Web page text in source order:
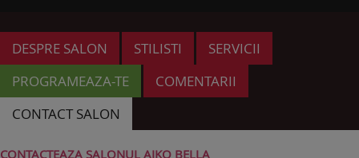
DESPRE SALON STILISTI
SERVICII
PROGRAMEAZA-TE
COMENTARII
CONTACT SALON
CONTACTEAZA SALONUL AIKO BELLA